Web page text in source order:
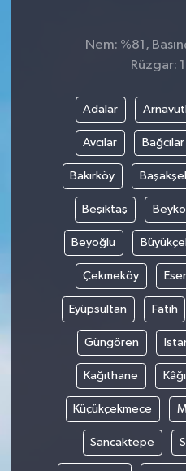
Nem: %81,
Rüzgar:
Adalar
Avcılar Bağcılar
Bakırköy
Beşiktaş
Beyoğlu
Çekmeköy
Eyüpsultan Fatih
Güngören
Kağıthane
Küçükçekmece
Sancaktepe